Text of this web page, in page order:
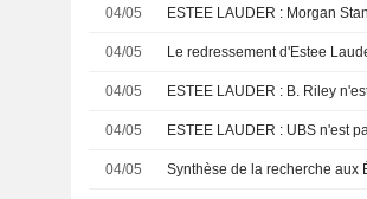
04/05 ESTEE LAUDER : Morgan
04/05
04/05 ESTEE LAUDER : B. Riley
04/05 ESTEE LAUDER : UBS n'est
04/05